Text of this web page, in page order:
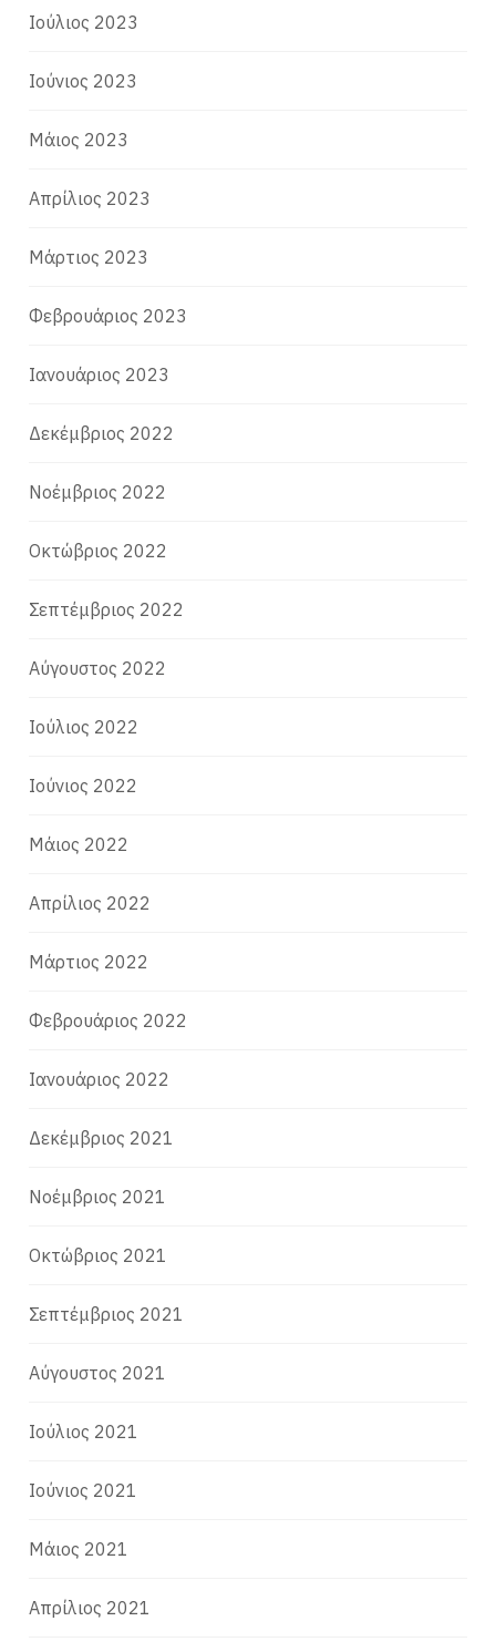
Ιούλιος 2023
Ιούνιος 2023
Μάιος 2023
Απρίλιος 2023
Μάρτιος 2023
Φεβρουάριος 2023
Ιανουάριος 2023
Δεκέμβριος 2022
Νοέμβριος 2022
Οκτώβριος 2022
Σεπτέμβριος 2022
Αύγουστος 2022
Ιούλιος 2022
Ιούνιος 2022
Μάιος 2022
Απρίλιος 2022
Μάρτιος 2022
Φεβρουάριος 2022
Ιανουάριος 2022
Δεκέμβριος 2021
Νοέμβριος 2021
Οκτώβριος 2021
Σεπτέμβριος 2021
Αύγουστος 2021
Ιούλιος 2021
Ιούνιος 2021
Μάιος 2021
Απρίλιος 2021